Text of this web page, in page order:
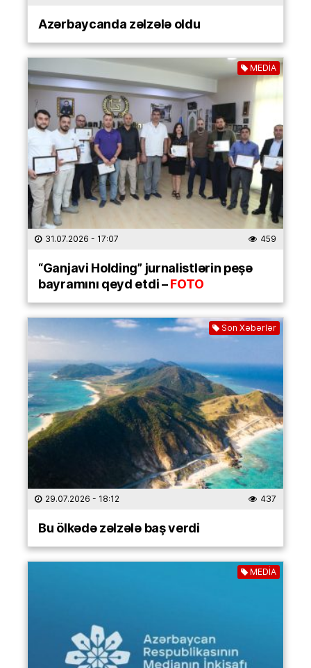
Azərbaycanda zəlzələ oldu
MEDİA
31.07.2026 - 17:07 459
“Ganjavi Holding” jurnalistlərin peşə
bayramını qeyd etdi –FOTO
Son Xəbərlər
29.07.2026 - 18:12 437
Bu ölkədə zəlzələ baş verdi
MEDİA